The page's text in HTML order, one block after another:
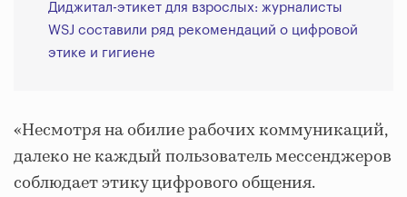
Диджитал-этикет для взрослых: журналисты
WSJ составили ряд рекомендаций о цифровой
этике и гигиене
«Несмотря на обилие рабочих коммуникаций,
далеко не каждый пользователь мессенджеров
соблюдает этику цифрового общения.